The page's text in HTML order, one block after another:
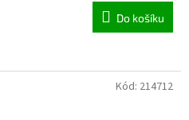
Do košíku
Kód: 214712